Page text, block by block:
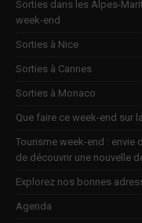
Sorties dans les Alpes-
week-end
Sorties à Nice
Sorties à Cannes
Sorties à Monaco
Que faire ce week-end sur
Tourisme week-end : envie
de découvrir une nouvelle
Explorez nos bonnes
Agenda